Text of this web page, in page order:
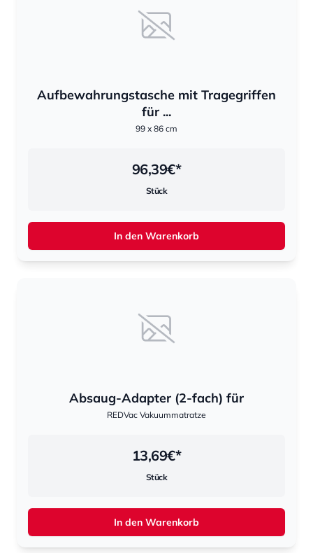
Aufbewahrungstasche mit Tragegriffen
für ...
99 x 86 cm
96,39€*
Stück
In den Warenkorb
Absaug-Adapter (2-fach) für
REDVac Vakuummatratze
13,69€*
Stück
In den Warenkorb